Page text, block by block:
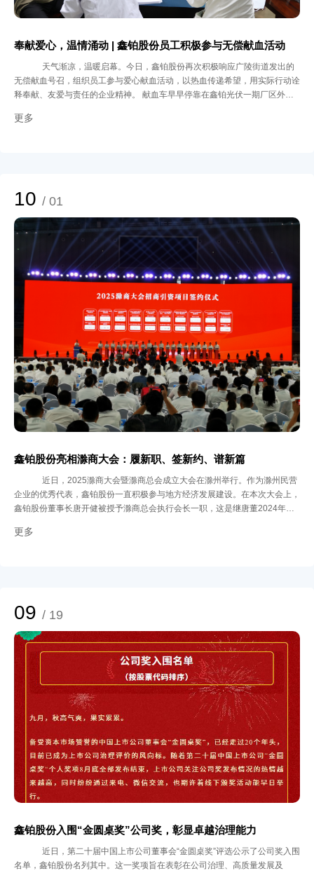
轻量化部件的领先企业，鑫铂股份已在飞行汽车零部件领域取得实质性进展。
成等关键部件，并处于交样验证阶段。预计明年一季度末，相关产品将实现大
推动轻量化产品在低空经济中的规模化应用。 三、以科研为翼，翱翔低空经
济新蓝海 飞行汽车这片待翱翔的天空，不仅需要智能算法与新能源技术，更
有赖于铝镁合金这样的“隐形金属”作为产业基石。安徽省博士后科研工作站的
获批，为鑫铂股份的科技研发插上了新的翅膀。随着高强韧铝镁合金项目的深
奉献爱心，温情涌动 | 鑫铂股份员工积极参与无偿献血活动
天气渐凉，温暖启幕。今日，鑫铂股份再次积极响应广陵街道发出的
无偿献血号召，组织员工参与爱心献血活动，以热血传递希望，用实际行动诠
释奉献、友爱与责任的企业精神。 献血车早早停靠在鑫铂光伏一期厂区外的
按时到来，并在街道工作人员和公司行政部门组织人员的指引下，井然有序地
成爱的传递。正是这一个个平凡而可爱的鑫铂人，用他们看似微小的个人行
动，凝聚成了公司回馈社会的大爱洪流。 公司始终坚信，企业的价值既在于
创造经济效益，也在于积极履行社会责任，此次献血活动，让“无私奉献”不再
是一句口号，而是变成了可感可触的集体行动，是企业内部一场生动的爱心教
育。 热血有限，真情无价。工装蓝与献血红，交相绘成这个秋天温暖的色
彩，鑫铂股份的员工们用流淌的热血，传递了人间温情，展现了新时代企业职
工勇于担当、甘于奉献的高尚品格。未来，鑫铂股份将继续投身各类社会公益
事业，让爱的接力棒不断传递，让责任与担当成为公司发展道路上最温暖的底
色。
更多
10 / 01
鑫铂股份亮相滁商大会：履新职、签新约、谱新篇
近日，2025滁商大会暨滁商总会成立大会在滁州举行。作为滁州民营
企业的优秀代表，鑫铂股份一直积极参与地方经济发展建设。在本次大会上，
鑫铂股份董事长唐开健被授予滁商总会执行会长一职，这是继唐董2024年担
感、自豪感和责任感。在唐董的带领下，鑫铂将更好地发挥行业龙头企业带动
聚焦新能源汽车轻量化与安全性的双重需求，针对传统铝镁合金在抗压溃性能
上的技术瓶颈，开发具有自主知识产权的高强韧合金材料，实现材料抗冲击性
能提升，满足智能驾驶场景下电池托盘、车身结构件等核心部件的严苛要求。
鑫铂股份的产业布局始终与国家战略同频共振，形成覆盖光伏、新能源汽车、
再生铝等领域的多元化产品矩阵。此次签约项目，正是公司深化新能源汽车战
略的关键落子。目前，鑫铂股份为国内多家头部车企供应电池托盘、碰撞梁等
核心零部件，并在重庆设立新能源汽车零部件制造基地，实现就近服务西南市
场。今年，新能源汽车业务持续攀升，成为第二增长极，这将进一步增强公司
在高端铝合金材料领域的竞争优势。 站在“十四五”收官与“十五五”启程的交汇
点，鑫铂股份以技术突破与人才集聚为双轮驱动，在高质量发展道路上勇毅前
行。未来，鑫铂股份将继续深化与中南大学等科研院所的合作，以人才兴企、
科技强企为战略方向，为实现“新能源+新科技”双赛道协同发展注入新动力。
鑫铂股份将始终与行业同仁同心同行，在高质量发展的征程上，共创辉煌，共
赢未来。
更多
09 / 19
鑫铂股份入围“金圆桌奖”公司奖，彰显卓越治理能力
近日，第二十届中国上市公司董事会“金圆桌奖”评选公示了公司奖入围
名单，鑫铂股份名列其中。这一奖项旨在表彰在公司治理、高质量发展及